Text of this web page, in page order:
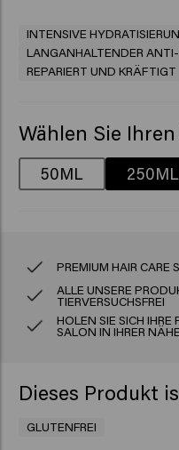
INTENSIVE
LANGANHALTENDER
REPARIERT UND KRÄFTIGT
Wählen Sie
50ML 250ML
PREMIUM HAIR CARE
ALLE UNSERE
TIERVERSUCHSFREI
HOLEN SIE SICH
SALON IN IHRER
Dieses Produkt
GLUTENFREI